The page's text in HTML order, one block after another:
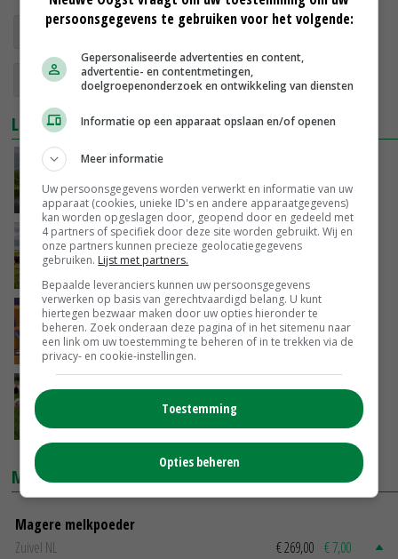
stikstofaanpak gebiedsprocessen
Tweede Kamer
LEES OOK
ChristenUnie Overijssel uit zorgen over
gebiedsgerichte aanpak
17-06-2022
Zuivelsector gezamenlijk in verweer tegen
stikstofplannen
Derk Boswijk: 'Opkoop moet niet de enige
route zijn'
17-06-2022
Rabobank mist weg voorwaarts voor boeren
17-06-2022
MARKTPRIJZEN
Magere melkpoeder
Zuivel NL
€ 269,00 € 7,00
persoonsgegevens te gebruiken voor het volgende:
Gepersonaliseerde advertenties en content,
advertentie- en contentmetingen,
doelgroepenonderzoek en ontwikkeling van diensten
Informatie op een apparaat opslaan en/of openen
Meer informatie
Uw persoonsgegevens worden verwerkt en informatie van uw
apparaat (cookies, unieke ID's en andere apparaatgegevens)
kan worden opgeslagen door, geopend door en gedeeld met
4 partners of specifiek door deze site worden gebruikt. Wij en
onze partners kunnen precieze geolocatiegegevens
gebruiken. Lijst met partners.
Bepaalde leveranciers kunnen uw persoonsgegevens
verwerken op basis van gerechtvaardigd belang. U kunt
hiertegen bezwaar maken door uw opties hieronder te
beheren. Zoek onderaan deze pagina of in het sitemenu naar
een link om uw toestemming te beheren of in te trekken via de
privacy- en cookie-instellingen.
Toestemming
Opties beheren